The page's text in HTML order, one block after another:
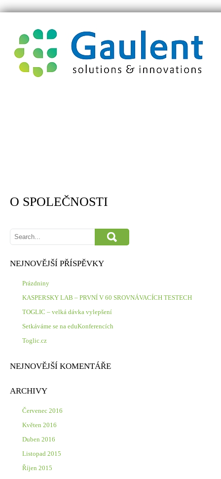
O SPOLEČNOSTI
NEJNOVĚJŠÍ PŘÍSPĚVKY
Prázdniny
KASPERSKY LAB – PRVNÍ V 60 SROVNÁVACÍCH TESTECH
TOGLIC – velká dávka vylepšení
Setkáváme se na eduKonferencích
Toglic.cz
NEJNOVĚJŠÍ KOMENTÁŘE
ARCHIVY
Červenec 2016
Květen 2016
Duben 2016
Listopad 2015
Říjen 2015